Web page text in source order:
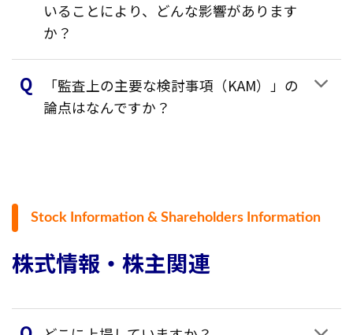
いることにより、どんな影響があります
か？
「監査上の主要な検討事項（KAM）」の
論点はなんですか？
Stock Information & Shareholders Information
株式情報・株主関連